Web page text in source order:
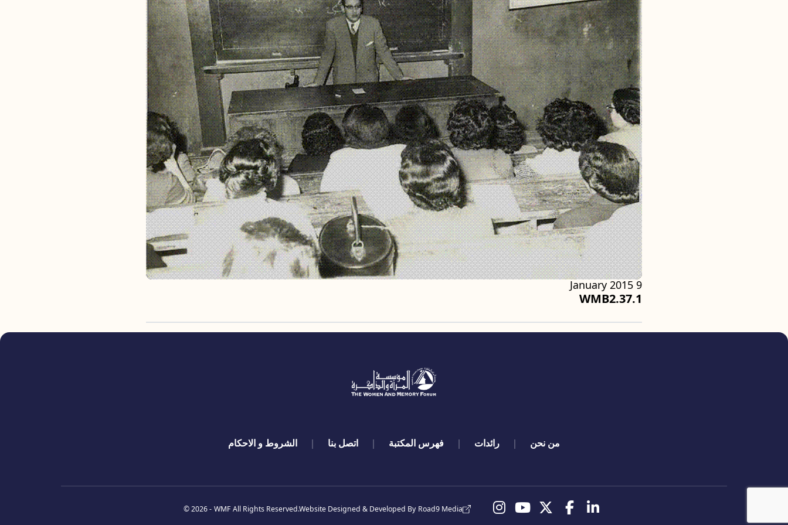
WMB2.37.1
9 January 2015
من نحن رائدات فهرس المكتبة اتصل بنا الشروط و الاحكام
تابعنا © 2026 - WMF All Rights Reserved.Website Designed & Developed By Road9 Media